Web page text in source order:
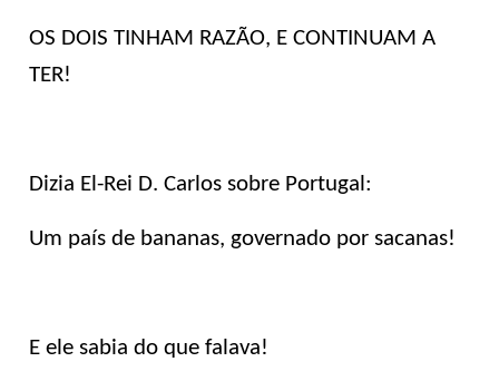
OS DOIS TINHAM RAZÃO, E CONTINUAM A
TER!
Dizia El-Rei D. Carlos sobre Portugal:
Um país de bananas, governado por sacanas!
E ele sabia do que falava!